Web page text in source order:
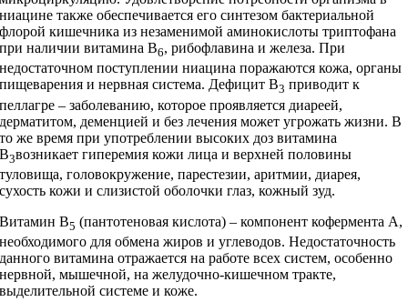
ниацине также обеспечивается его синтезом бактериальной
флорой кишечника из незаменимой аминокислоты триптофана
при наличии витамина В6, рибофлавина и железа. При
недостаточном поступлении ниацина поражаются кожа, органы
пищеварения и нервная система. Дефицит В3 приводит к
пеллагре – заболеванию, которое проявляется диареей,
дерматитом, деменцией и без лечения может угрожать жизни. В
то же время при употреблении высоких доз витамина
В3возникает гиперемия кожи лица и верхней половины
туловища, головокружение, парестезии, аритмии, диарея,
сухость кожи и слизистой оболочки глаз, кожный зуд.
Витамин В5 (пантотеновая кислота) – компонент кофермента А,
необходимого для обмена жиров и углеводов. Недостаточность
данного витамина отражается на работе всех систем, особенно
нервной, мышечной, на желудочно-кишечном тракте,
выделительной системе и коже.